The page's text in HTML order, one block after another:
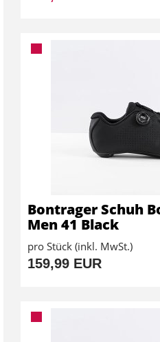
Bontrager Schuh
Men 41 Black
pro Stück (inkl. MwSt.)
159,99 EUR